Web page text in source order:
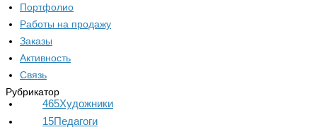
Портфолио
Работы на продажу
Заказы
Активность
Связь
Рубрикатор
465Художники
15Педагоги